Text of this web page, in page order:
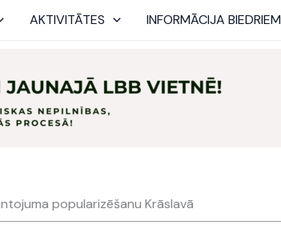
AKTIVITĀTES INFORMĀCIJA BIEDRIEM
popularizēšanu Krāslavā